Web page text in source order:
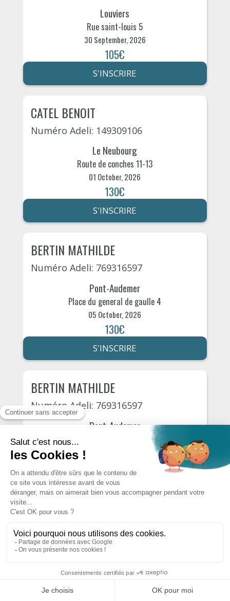
Louviers
Rue saint-louis 5
30 September, 2026
105€
S'INSCRIRE
CATEL BENOIT
Numéro Adeli: 149309106
Le Neubourg
Route de conches 11-13
01 October, 2026
130€
S'INSCRIRE
BERTIN MATHILDE
Numéro Adeli: 769316597
Pont-Audemer
Place du general de gaulle 4
05 October, 2026
130€
S'INSCRIRE
BERTIN MATHILDE
Numéro Adeli: 769316597
Pont-Audemer
Place du general de gaulle 4
130€
S'INSCRIRE
DÉPARTEMENT
Designed by MecaSoft International
Copyright © 2026. Tous droits réservés
CGU